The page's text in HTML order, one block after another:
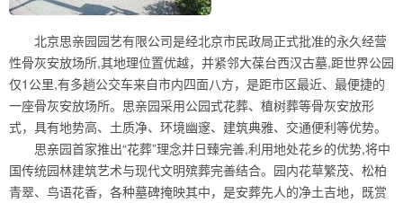
北京思亲园园艺有限公司是经北京市民政局正式批准的永久经营
性骨灰安放场所,其地理位置优越，并紧邻大葆台西汉古墓,距世界公园
仅1公里,有多趟公交车来自市内四面八方，是距市区最近、最便捷的
一座骨灰安放场所。思亲园采用公园式花葬、植树葬等骨灰安放形
式，具有地势高、土质净、环境幽邃、建筑典雅、交通便利等优势。
思亲园首家推出“花葬”理念并日臻完善,利用地处花乡的优势,将中
国传统园林建筑艺术与现代文明殡葬完善结合。园内花草繁茂、松柏
青翠、鸟语花香，各种墓碑掩映其中，是安葬先人的净土吉地，既赏